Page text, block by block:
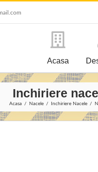
Acasa
Inchiriere
Acasa Nacele Inchiriere Nacele